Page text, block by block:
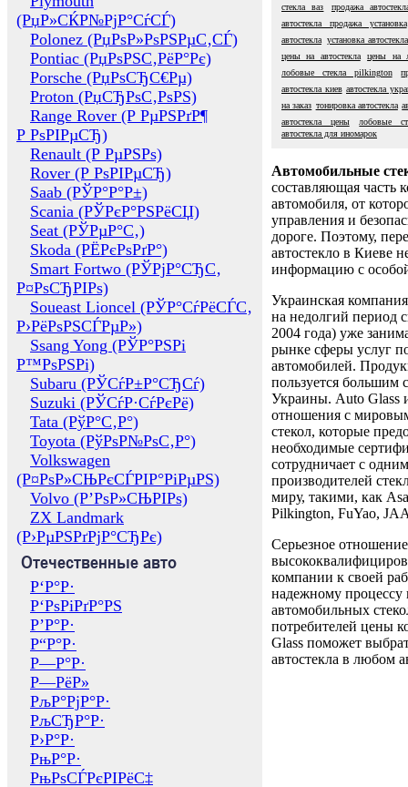
(РџР»СЌР№РјР°СѓСЃ)
Polonez (РџРѕР»РѕРЅРµС‚СЃ)
Pontiac (РџРѕРЅС‚РёР°Рє)
Porsche (РџРѕСЂС€Рµ)
Proton (РџСЂРѕС‚РѕРЅ)
Range Rover (Р РµРЅРґР¶
Р РѕРІРµСЂ)
Renault (Р РµРЅРѕ)
Rover (Р РѕРІРµСЂ)
Saab (РЎР°Р°Р±)
Scania (РЎРєР°РЅРёСЏ)
Seat (РЎРµР°С‚)
Skoda (РЁРєРѕРґР°)
Smart Fortwo (РЎРјР°СЂС‚
Р¤РѕСЂРІРѕ)
Soueast Lioncel (РЎР°СѓРёСЃС‚
Р›РёРѕРЅСЃРµР»)
Ssang Yong (РЎР°РЅРі
Р™РѕРЅРі)
Subaru (РЎСѓР±Р°СЂСѓ)
Suzuki (РЎСѓР·СѓРєРё)
Tata (РўР°С‚Р°)
Toyota (РўРѕР№РѕС‚Р°)
Volkswagen
(Р¤РѕР»СЊРєСЃРІР°РіРµРЅ)
Volvo (Р’РѕР»СЊРІРѕ)
ZX Landmark
(Р›РµРЅРґРјР°СЂРє)
Отечественные авто
Р‘Р°Р·
Р‘РѕРіРґР°РЅ
Р’Р°Р·
Р“Р°Р·
Р—Р°Р·
Р—РёР»
РљР°РјР°Р·
РљСЂР°Р·
Р›Р°Р·
РњР°Р·
РњРѕСЃРєРІРёС‡
стекла ваз
продажа
автостекла продажа установка
автостекла установка автостекла
цены на автостекла
цены на
лобовые стекла pilkington
автостекла киев автостекла
на заказ тонировка автостекла
автостекла цены
лобовые
автостекла для иномарок
Автомобильные
составляющая часть
автомобиля, от
управления и
дороге. Поэтому,
автостекло в Киеве
информацию с
Украинская
на недолгий период
2004 года) уже
рынке сферы услуг
автомобилей.
пользуется большим
Украины. Auto Glass
отношения с
стекол, которые
необходимые
сотрудничает с
производителей
миру, такими, как
Pilkington, FuYao,
Серьезное отношение
компании к своей
надежному процессу
автомобильных
потребителей цены
Glass поможет
автостекла в любом